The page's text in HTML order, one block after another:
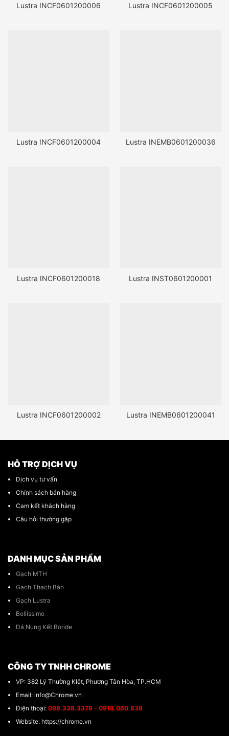
Lustra INCF0601200006 Lustra INCF0601200005
Lustra INCF0601200004 Lustra INEMB0601200036
Lustra INCF0601200018 Lustra INST0601200001
Lustra INCF0601200002 Lustra INEMB0601200041
HỖ TRỢ DỊCH VỤ
Dịch vụ tư vấn
Chính sách bán hàng
Cam kết khách hàng
Câu hỏi thường gặp
DANH MỤC SẢN PHẨM
Gạch MTH
Gạch Thạch Bàn
Gạch Lustra
Bellissimo
Đá Nung Kết Boride
CÔNG TY TNHH CHROME
VP: 382 Lý Thường KIệt, Phương Tân Hòa, TP.HCM
Email: info@Chrome.vn
Điện thoại: 098.338.3379 - 0918.060.838
Website: https://chrome.vn